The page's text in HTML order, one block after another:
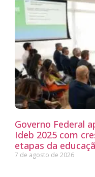
Governo Federal
Ideb 2025 com
etapas da
7 de agosto de 2026